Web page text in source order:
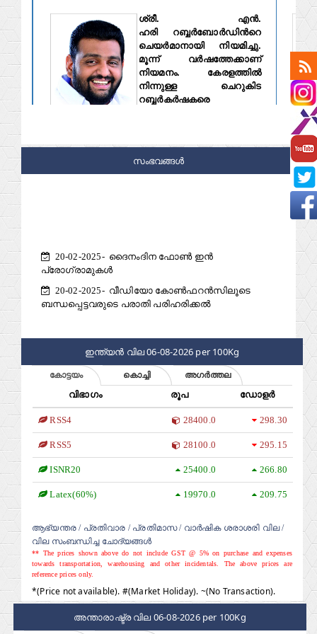
ശ്രീ. എന്‍.
ഹരി
റബ്ബര്‍ബോര്‍ഡിന്‍റെ
ചെയര്‍മാനായി നിയമിച്ചു.
മൂന്ന് വര്‍ഷത്തേക്കാണ്
നിയമനം. കേരളത്തില്‍
നിന്നുള്ള ചെറുകിട
റബ്ബര്‍കര്‍ഷകരെ
ഹരി, 2023 ഒക്ടോബര്‍ 07 മുതല്‍ 2024 ഒക്ടോബര്‍
സംഭവങ്ങൾ
പ്രോഗ്രാമുകൾ
20-02-2025- വീഡിയോ കോൺഫറൻസിലൂടെ
ബന്ധപ്പെട്ടവരുടെ പരാതി പരിഹരിക്കൽ
ഇന്ത്യൻ വില 06-08-2026 per 100Kg
കോട്ടയം കൊച്ചി അഗർത്തല
വിഭാഗം രൂപ ഡോളർ
RSS4 28400.0 298.30
RSS5 28100.0 295.15
ISNR20 25400.0 266.80
Latex(60%) 19970.0 209.75
ആഭ്യന്തര / പ്രതിവാര / പ്രതിമാസ/ വാർഷിക ശരാശരി വില/
വില സംബന്ധിച്ച ചോദ്യങ്ങൾ
** The prices shown above do not include GST @ 5% on purchase and expenses
towards transportation, warehousing and other incidentals. The above prices are
reference prices only.
*(Price not available). #(Market Holiday). ~(No Transaction).
അന്താരാഷ്ട്ര വില 06-08-2026 per 100Kg